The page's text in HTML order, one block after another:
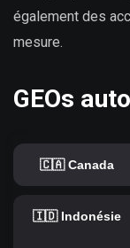
également des
mesure.
GEOs
🇨🇦 Canada
🇮🇩 Indonésie